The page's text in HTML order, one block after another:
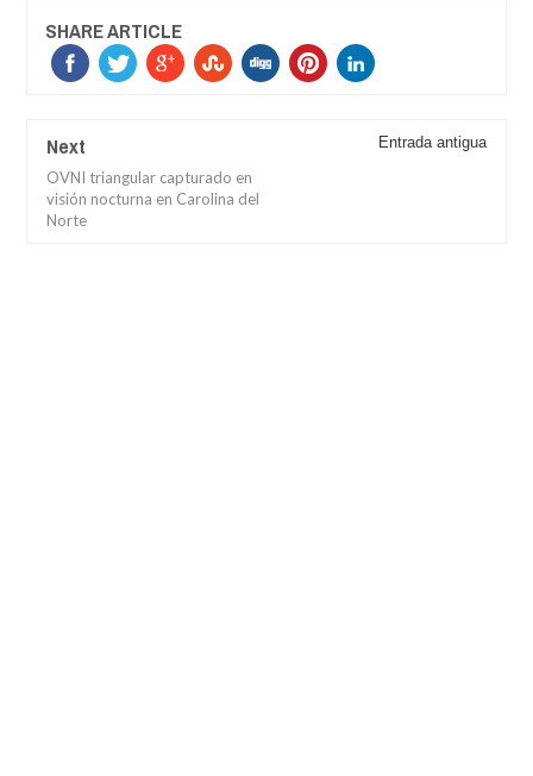
SHARE ARTICLE
Next
OVNI triangular capturado en
visión nocturna en Carolina del
Norte
Entrada antigua